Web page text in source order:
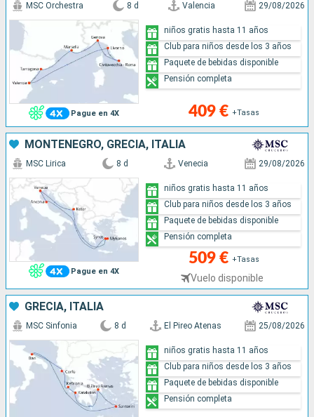
Pague en 4X
MSC Orchestra 8 d Valencia 29/08/2026
409 € +Tasas
niños gratis hasta 11 años
Club para niños desde los 3 años
Paquete de bebidas disponible
Pensión completa
MONTENEGRO, GRECIA, ITALIA
Pague en 4X
MSC Lirica 8 d Venecia 29/08/2026
509 € +Tasas
Vuelo disponible
niños gratis hasta 11 años
Club para niños desde los 3 años
Paquete de bebidas disponible
Pensión completa
GRECIA, ITALIA
MSC Sinfonia 8 d El Pireo Atenas 25/08/2026
niños gratis hasta 11 años
Club para niños desde los 3 años
Paquete de bebidas disponible
Pensión completa